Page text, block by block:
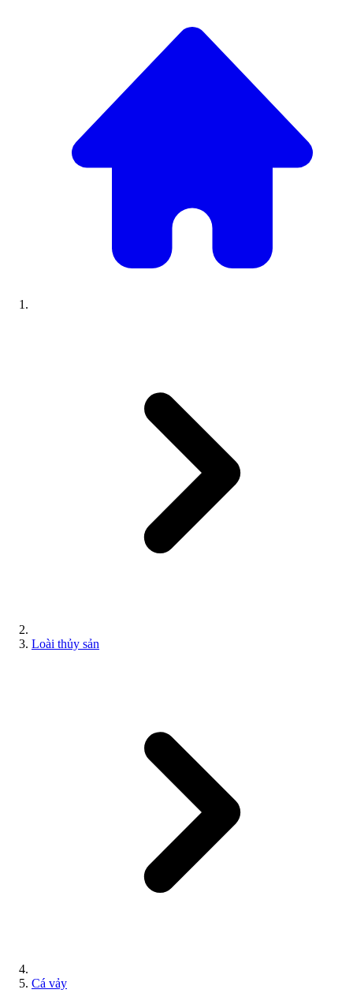
Loài thủy sản
Cá vảy